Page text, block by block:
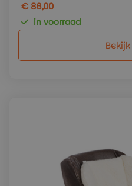
€ 86,00
in voorraad
Bekijk